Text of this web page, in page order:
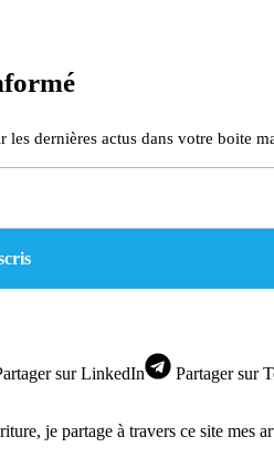
dernières actus dans votre boite
sur LinkedIn Partagersur
je partage à travers ce site mes